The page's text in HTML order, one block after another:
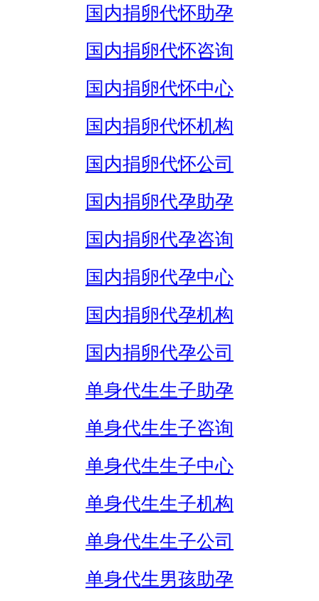
国内捐卵代怀助孕
国内捐卵代怀咨询
国内捐卵代怀中心
国内捐卵代怀机构
国内捐卵代怀公司
国内捐卵代孕助孕
国内捐卵代孕咨询
国内捐卵代孕中心
国内捐卵代孕机构
国内捐卵代孕公司
单身代生生子助孕
单身代生生子咨询
单身代生生子中心
单身代生生子机构
单身代生生子公司
单身代生男孩助孕